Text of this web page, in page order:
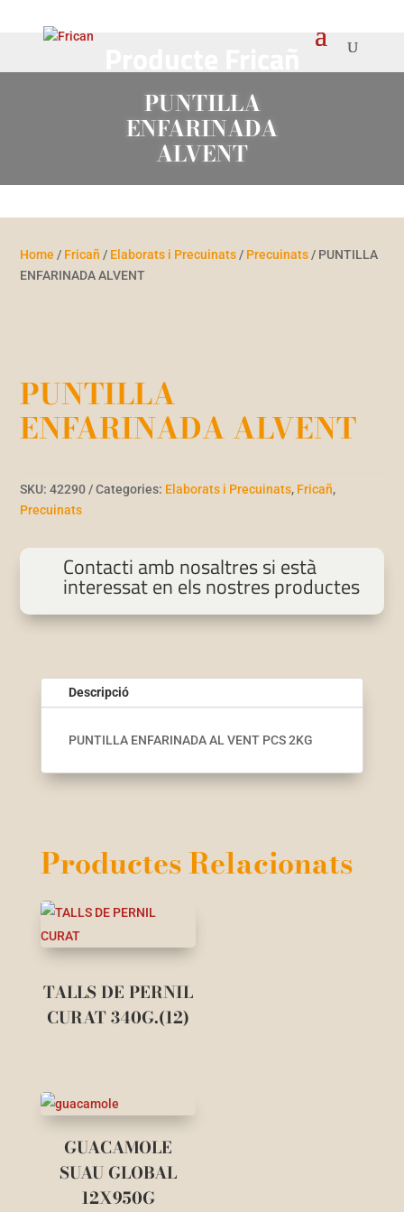
PUNTILLA
ENFARINADA
ALVENT
Home / Fricañ / Elaborats i Precuinats / Precuinats / PUNTILLA
ENFARINADA ALVENT
PUNTILLA
ENFARINADA ALVENT
SKU:42290 Categories: Elaborats i Precuinats, Fricañ,
Precuinats
Contacti amb nosaltres si està
interessat en els nostres productes
Descripció
PUNTILLA ENFARINADA AL VENT PCS 2KG
Productes Relacionats
TALLS DE PERNIL
CURAT 340G.(12)
GUACAMOLE
SUAU GLOBAL
12X950G